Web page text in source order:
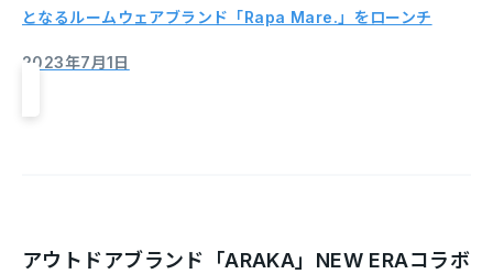
となるルームウェアブランド「Rapa Mare.」をローンチ
2023年7月1日
アウトドアブランド「ARAKA」NEW ERAコラボ